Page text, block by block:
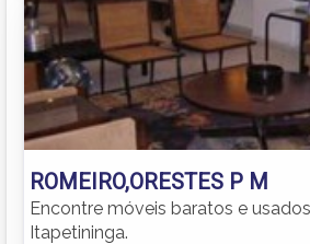
ROMEIRO,ORESTES P M
Encontre móveis baratos e
Itapetininga.